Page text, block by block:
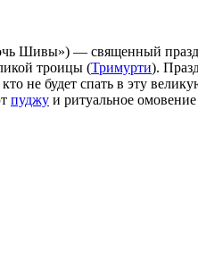
Шивы») — священный
троицы (Тримурти).
не будет спать в эту
пуджу и ритуальное